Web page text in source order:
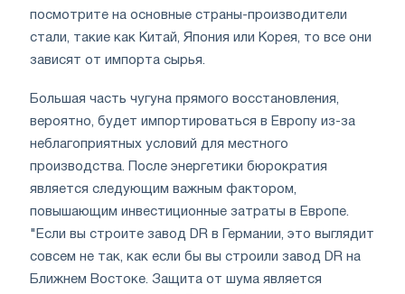
посмотрите на основные страны-производители
стали, такие как Китай, Япония или Корея, то все они
зависят от импорта сырья.
Большая часть чугуна прямого восстановления,
вероятно, будет импортироваться в Европу из-за
неблагоприятных условий для местного
производства. После энергетики бюрократия
является следующим важным фактором,
повышающим инвестиционные затраты в Европе.
"Если вы строите завод DR в Германии, это выглядит
совсем не так, как если бы вы строили завод DR на
Ближнем Востоке. Защита от шума является